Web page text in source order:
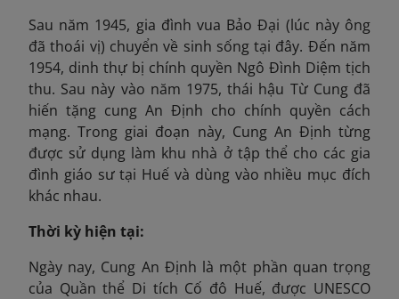
Sau năm 1945, gia đình vua Bảo Đại (lúc này ông
đã thoái vị) chuyển về sinh sống tại đây. Đến năm
1954, dinh thự bị chính quyền Ngô Đình Diệm tịch
thu. Sau này vào năm 1975, thái hậu Từ Cung đã
hiến tặng cung An Định cho chính quyền cách
mạng. Trong giai đoạn này, Cung An Định từng
được sử dụng làm khu nhà ở tập thể cho các gia
đình giáo sư tại Huế và dùng vào nhiều mục đích
khác nhau.
Thời kỳ hiện tại:
Ngày nay, Cung An Định là một phần quan trọng
của Quần thể Di tích Cố đô Huế, được UNESCO